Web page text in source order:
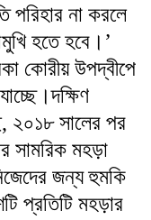
পরিহার না করলে
হতে হবে।’
কোরীয় উপদ্বীপে
২০১৮ সালের পর
সামরিক মহড়া
জন্য হুমকি
প্রতিটি মহড়ার